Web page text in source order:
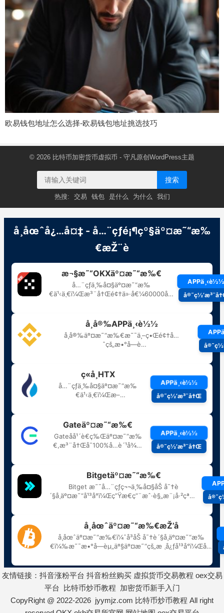
欧易钱包地址怎么选择-欧易钱包地址挑选技巧
© 2026 比特币加密货币虚拟币 - 守凡原创 WordPress主题
搜索
热搜: 交易 钱包 是什么 为什么 我们
友情链接： 抖音涨粉平台 抖音粉丝购买 虚拟货币交易教程 oex交易
平台
比特币炒币教程 加密货币新手入门
CopyRight @ 2022-2026 jyymjz.com 比特币炒币教程 All right